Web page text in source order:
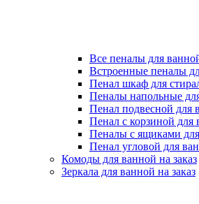
Все пеналы для
Встроенные пеналы
Пенал шкаф для
Пеналы напольные
Пенал подвесной для
Пенал с корзиной для
Пеналы с ящиками
Пенал угловой для
Комоды для ванной на заказ
Зеркала для ванной на заказ